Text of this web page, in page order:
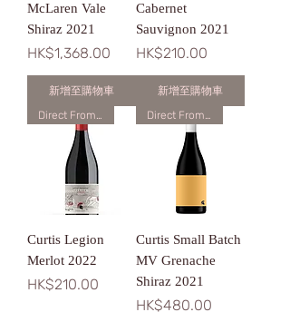
McLaren Vale
Shiraz 2021
價格
HK$1,368.00
新增至購物車
Cabernet
Sauvignon 2021
價格
HK$210.00
新增至購物車
Direct From Winery
Curtis Legion
Merlot 2022
價格
HK$210.00
Direct From Winery
Curtis Small Batch
MV Grenache
Shiraz 2021
價格
HK$480.00